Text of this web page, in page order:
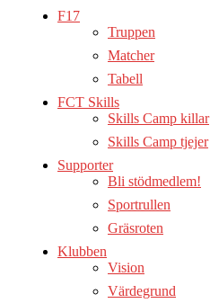
F17
Truppen
Matcher
Tabell
FCT Skills
Skills Camp killar
Skills Camp tjejer
Supporter
Bli stödmedlem!
Sportrullen
Gräsroten
Klubben
Vision
Värdegrund